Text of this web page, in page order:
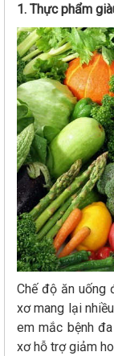
1. Thực phẩm
Chế độ ăn uống
xơ mang lại
em mắc bệnh
xơ hỗ trợ giảm